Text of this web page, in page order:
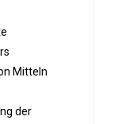
Mitteln
der